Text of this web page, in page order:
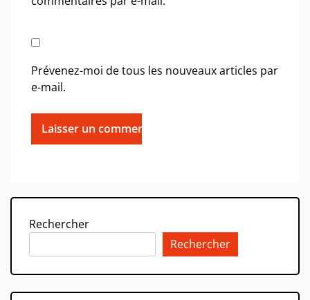
Prévenez-moi de tous les nouveaux articles par
e-mail.
Rechercher
Rechercher